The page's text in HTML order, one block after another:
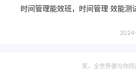
时间管理能效班，时间管理 效能测
笑，全世界便与你